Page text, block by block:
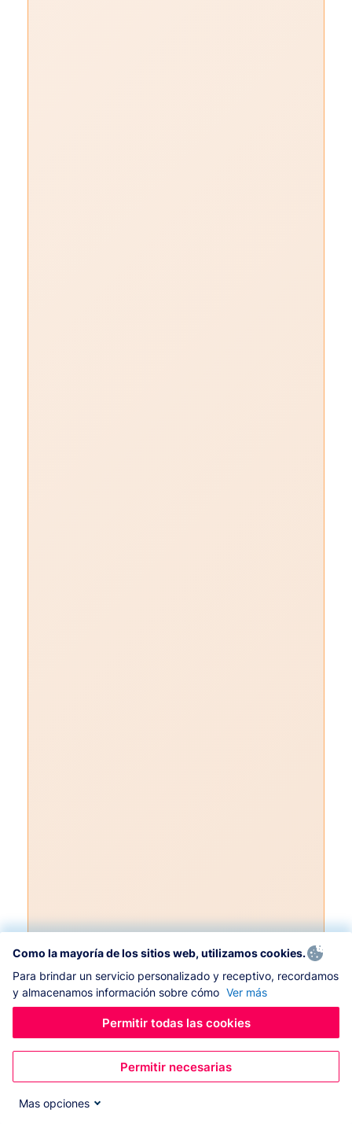
Como la mayoría de los sitios web, utilizamos cookies.
Para brindar un servicio personalizado y receptivo, recordamos
y almacenamos información sobre cómo Ver más
Permitir todas las cookies
Permitir necesarias
Mas opciones